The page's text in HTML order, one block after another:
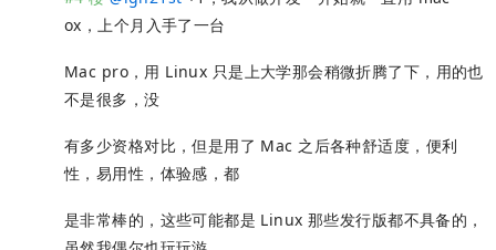
ox，上个月入手了一台
Mac pro，用 Linux 只是上大学那会稍微折腾了下，用的也
不是很多，没
有多少资格对比，但是用了 Mac 之后各种舒适度，便利
性，易用性，体验感，都
是非常棒的，这些可能都是 Linux 那些发行版都不具备的，